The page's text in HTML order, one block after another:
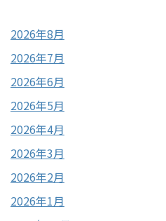
2026年8月
2026年7月
2026年6月
2026年5月
2026年4月
2026年3月
2026年2月
2026年1月